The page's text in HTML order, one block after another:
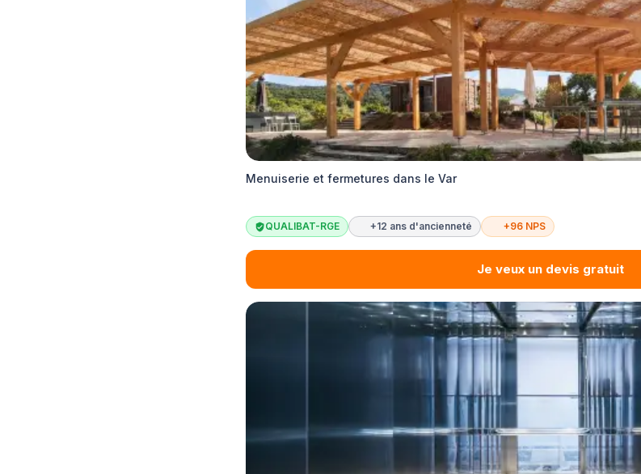
Menuiserie et fermetures dans le Var
QUALIBAT-RGE +12 ans d'ancienneté +96 NPS
Je veux un devis gratuit